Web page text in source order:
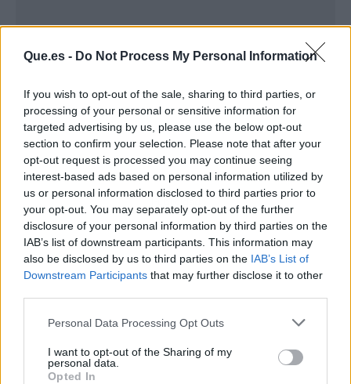
Que.es - Do Not Process My Personal Information
If you wish to opt-out of the sale, sharing to third parties, or
processing of your personal or sensitive information for
targeted advertising by us, please use the below opt-out
section to confirm your selection. Please note that after your
opt-out request is processed you may continue seeing
interest-based ads based on personal information utilized by
us or personal information disclosed to third parties prior to
your opt-out. You may separately opt-out of the further
disclosure of your personal information by third parties on the
IAB’s list of downstream participants. This information may
also be disclosed by us to third parties on the IAB’s List of
Downstream Participants that may further disclose it to other
Personal Data Processing Opt Outs
I want to opt-out of the Sharing of my
personal data.
Opted In